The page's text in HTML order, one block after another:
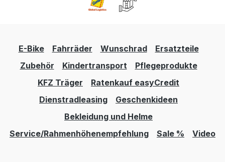
E-Bike Fahrräder Wunschrad
Ersatzteile
Zubehör
Kindertransport
Pflegeprodukte
KFZ Träger
Ratenkauf easyCredit
Dienstradleasing
Geschenkideen
Bekleidung und Helme
Service/Rahmenhöhenempfehlung
Sale % Video